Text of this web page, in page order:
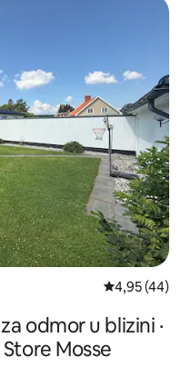
Prosječna
4,95 (44)
odmor u blizini ·
Mosse